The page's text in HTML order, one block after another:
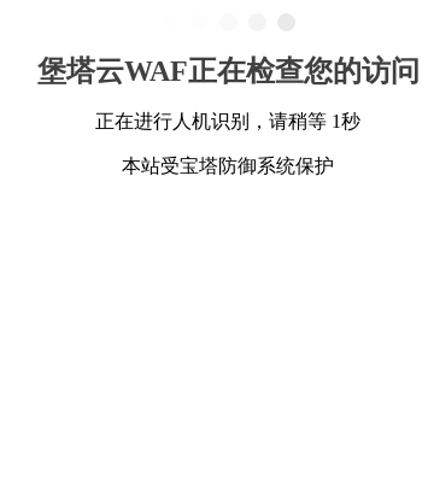
堡塔云WAF正在检查您的访问
正在进行人机识别，请稍等 1秒
本站受宝塔防御系统保护